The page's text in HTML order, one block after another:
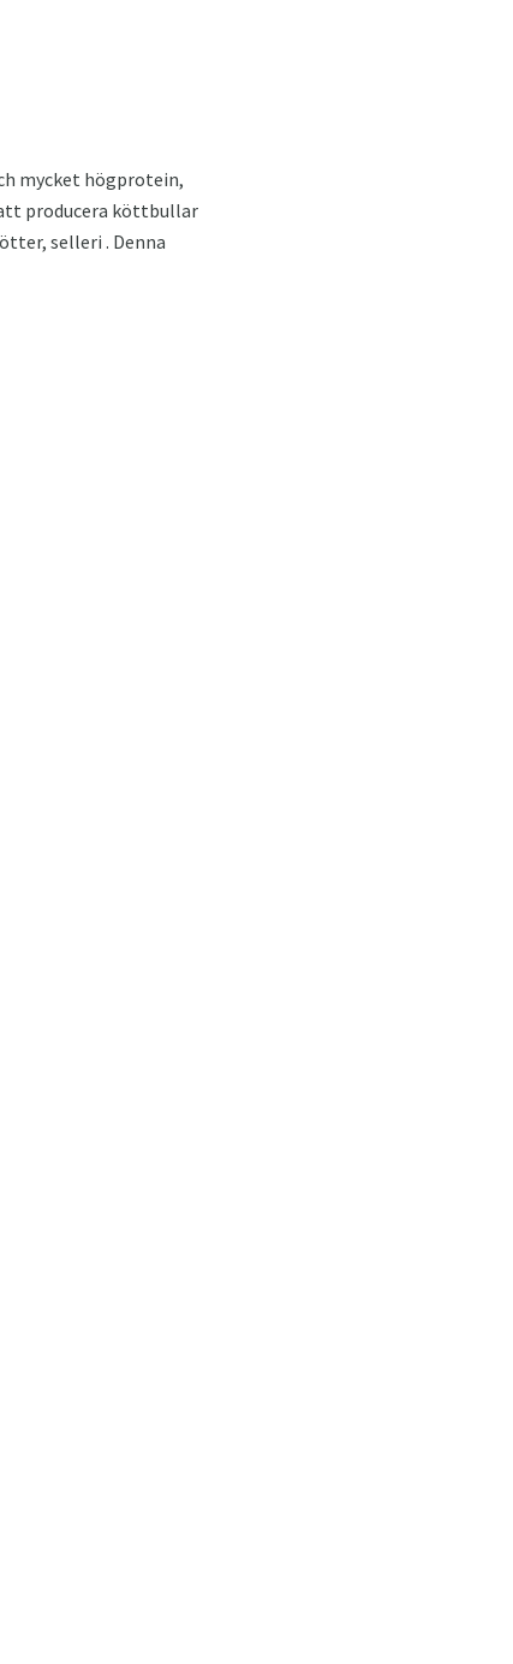
mycket högprotein,
producera köttbullar
selleri . Denna